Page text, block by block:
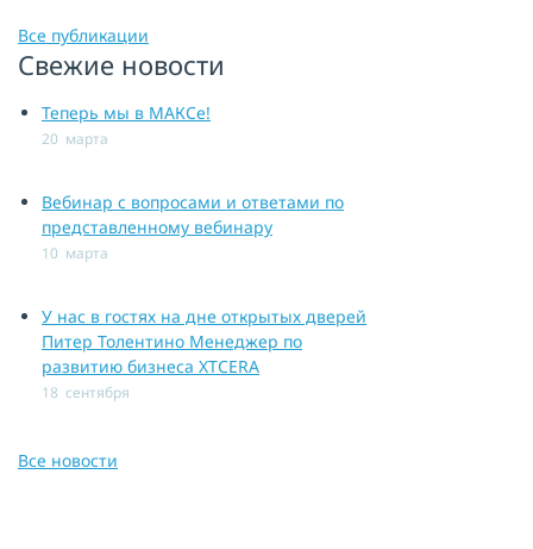
Все публикации
Свежие новости
Теперь мы в МАКСе!
20 марта
Вебинар с вопросами и ответами по
представленному вебинару
10 марта
У нас в гостях на дне открытых дверей
Питер Толентино Менеджер по
развитию бизнеса XTCERA
18 сентября
Все новости